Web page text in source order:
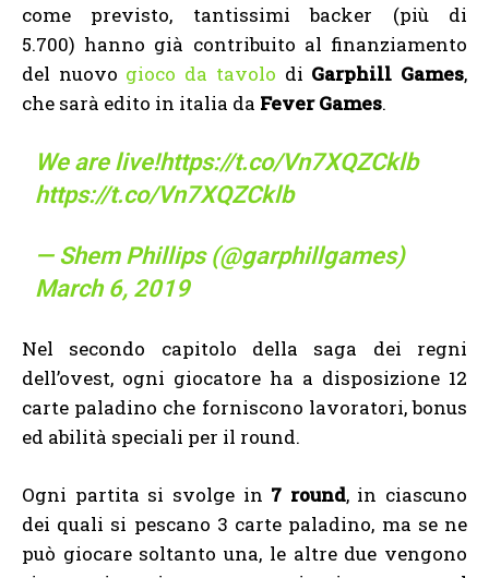
come previsto, tantissimi backer (più di
5.700) hanno già contribuito al finanziamento
del nuovo gioco da tavolo di Garphill Games,
che sarà edito in italia da Fever Games.
We are live!https://t.co/Vn7XQZCklb
https://t.co/Vn7XQZCklb
— Shem Phillips (@garphillgames)
March 6, 2019
Nel secondo capitolo della saga dei regni
dell’ovest, ogni giocatore ha a disposizione 12
carte paladino che forniscono lavoratori, bonus
ed abilità speciali per il round.
Ogni partita si svolge in 7 round, in ciascuno
dei quali si pescano 3 carte paladino, ma se ne
può giocare soltanto una, le altre due vengono